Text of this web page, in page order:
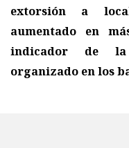
extorsión a
aumentado en
indicador de
organizado en los